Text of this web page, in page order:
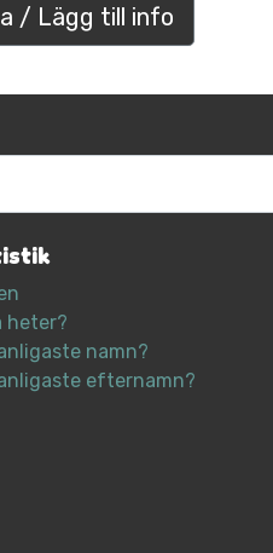
/ Lägg till info
heter?
namn?
efternamn?